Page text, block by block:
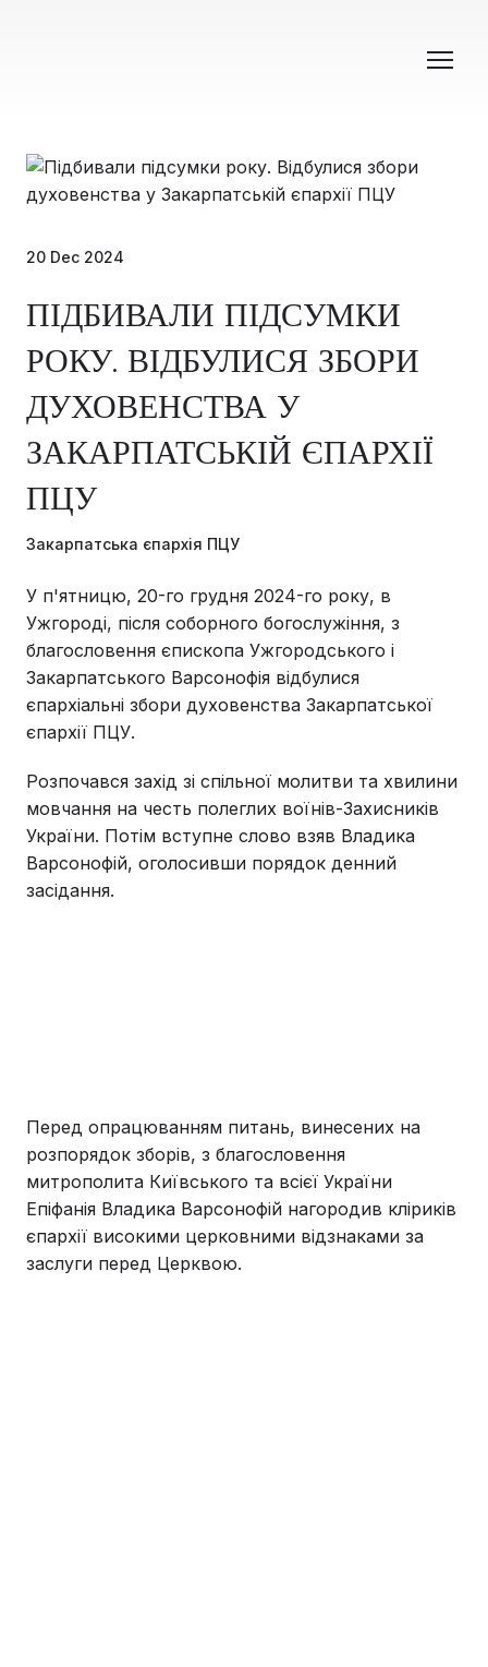
20 Dec 2024
ПІДБИВАЛИ ПІДСУМКИ
РОКУ. ВІДБУЛИСЯ ЗБОРИ
ДУХОВЕНСТВА У
ЗАКАРПАТСЬКІЙ ЄПАРХІЇ
ПЦУ
Закарпатська єпархія ПЦУ
У п'ятницю, 20-го грудня 2024-го року, в
Ужгороді, після соборного богослужіння, з
благословення єпископа Ужгородського і
Закарпатського Варсонофія відбулися
єпархіальні збори духовенства Закарпатської
єпархії ПЦУ.
Розпочався захід зі спільної молитви та хвилини
мовчання на честь полеглих воїнів-Захисників
України. Потім вступне слово взяв Владика
Варсонофій, оголосивши порядок денний
засідання.
Перед опрацюванням питань, винесених на
розпорядок зборів, з благословення
митрополита Київського та всієї України
Епіфанія Владика Варсонофій нагородив кліриків
єпархії високими церковними відзнаками за
заслуги перед Церквою.